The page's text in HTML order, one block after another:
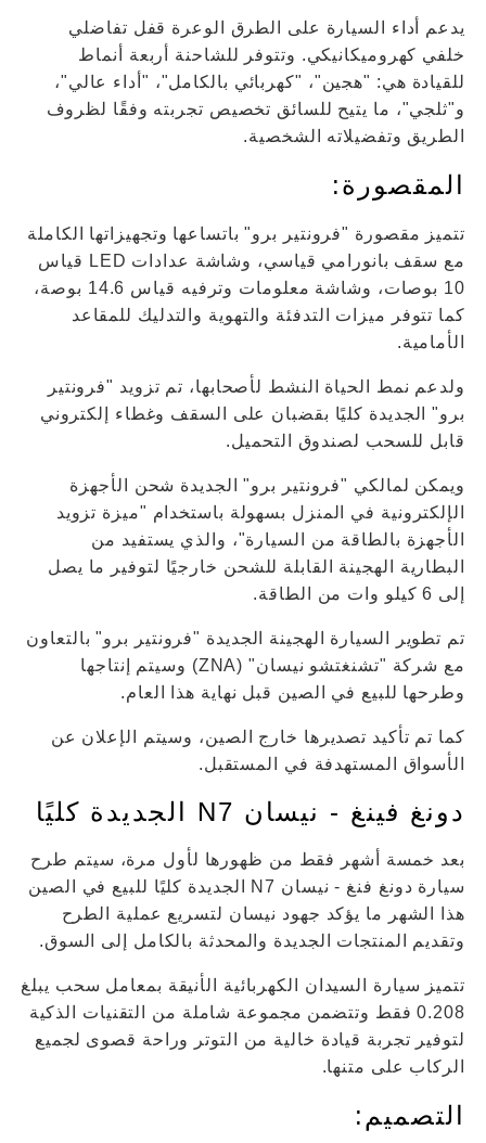
يدعم أداء السيارة على الطرق الوعرة قفل تفاضلي
خلفي كهروميكانيكي. وتتوفر للشاحنة أربعة أنماط
للقيادة هي: "هجين"، "كهربائي بالكامل"، "أداء عالي"،
و"ثلجي"، ما يتيح للسائق تخصيص تجربته وفقًا لظروف
الطريق وتفضيلاته الشخصية.
المقصورة:
تتميز مقصورة "فرونتير برو" باتساعها وتجهيزاتها الكاملة
مع سقف بانورامي قياسي، وشاشة عدادات LED قياس
10 بوصات، وشاشة معلومات وترفيه قياس 14.6 بوصة،
كما تتوفر ميزات التدفئة والتهوية والتدليك للمقاعد
الأمامية.
ولدعم نمط الحياة النشط لأصحابها، تم تزويد "فرونتير
برو" الجديدة كليًا بقضبان على السقف وغطاء إلكتروني
قابل للسحب لصندوق التحميل.
ويمكن لمالكي "فرونتير برو" الجديدة شحن الأجهزة
الإلكترونية في المنزل بسهولة باستخدام "ميزة تزويد
الأجهزة بالطاقة من السيارة"، والذي يستفيد من
البطارية الهجينة القابلة للشحن خارجيًا لتوفير ما يصل
إلى 6 كيلو وات من الطاقة.
تم تطوير السيارة الهجينة الجديدة "فرونتير برو" بالتعاون
مع شركة "تشنغتشو نيسان" (ZNA) وسيتم إنتاجها
وطرحها للبيع في الصين قبل نهاية هذا العام.
كما تم تأكيد تصديرها خارج الصين، وسيتم الإعلان عن
الأسواق المستهدفة في المستقبل.
دونغ فينغ - نيسان N7 الجديدة كليًا
بعد خمسة أشهر فقط من ظهورها لأول مرة، سيتم طرح
سيارة دونغ فنغ - نيسان N7 الجديدة كليًا للبيع في الصين
هذا الشهر ما يؤكد جهود نيسان لتسريع عملية الطرح
وتقديم المنتجات الجديدة والمحدثة بالكامل إلى السوق.
تتميز سيارة السيدان الكهربائية الأنيقة بمعامل سحب يبلغ
0.208 فقط وتتضمن مجموعة شاملة من التقنيات الذكية
لتوفير تجربة قيادة خالية من التوتر وراحة قصوى لجميع
الركاب على متنها.
التصميم: